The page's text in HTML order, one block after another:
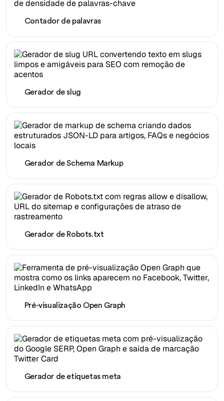
Contador de palavras
Gerador de slug
Gerador de Schema Markup
Gerador de Robots.txt
Pré-visualização Open Graph
Gerador de etiquetas meta